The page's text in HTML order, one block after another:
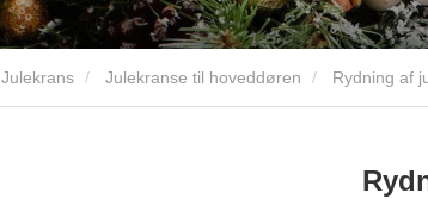
Julekrans Julekranse til hoveddøren Rydning af